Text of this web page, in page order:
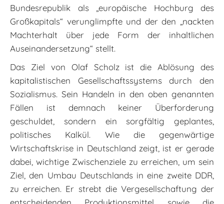
Bundesrepublik als „europäische Hochburg des
Großkapitals“ verunglimpfte und der den „nackten
Machterhalt über jede Form der inhaltlichen
Auseinandersetzung“ stellt.
Das Ziel von Olaf Scholz ist die Ablösung des
kapitalistischen Gesellschaftssystems durch den
Sozialismus. Sein Handeln in den oben genannten
Fällen ist demnach keiner Überforderung
geschuldet, sondern ein sorgfältig geplantes,
politisches Kalkül. Wie die gegenwärtige
Wirtschaftskrise in Deutschland zeigt, ist er gerade
dabei, wichtige Zwischenziele zu erreichen, um sein
Ziel, den Umbau Deutschlands in eine zweite DDR,
zu erreichen. Er strebt die Vergesellschaftung der